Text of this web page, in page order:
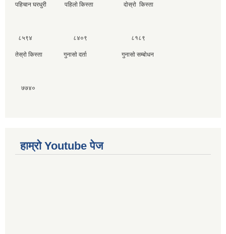
पहिचान घरधुरी पहिलाे किस्ता दाेस्राे किस्ता
८५९४ ८४०९ ८१८९
तेस्राे किस्ता गुनासाे दर्ता गुनासाे सम्बाेधन
७७४०
हाम्राे Youtube पेज